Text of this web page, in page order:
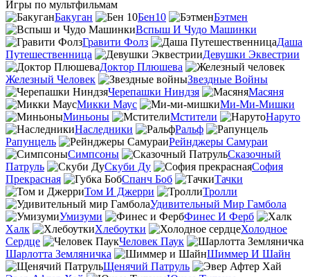
Игры по мультфильмам
Бакуган
Бен10
Бэтмен
Вспыш И Чудо Машинки
Гравити Фолз
Даша
Путешественница
Девушки Эквестрии
Доктор Плюшева
Железный Человек
Звездные Войны
Черепашки Ниндзя
Масяня
Микки Маус
Ми-Ми-Мишки
Миньоны
Мстители
Наруто
Наследники
Ральф
Рапунцель
Рейнджеры Самураи
Симпсоны
Сказочный
Патруль
Скуби Ду
София
Прекрасная
Спанч Боб
Тачки
Том И Джерри
Тролли
Удивительный Мир Гамбола
Умизуми
Финес И Ферб
Халк
Хлебоутки
Холодное
Сердце
Человек Паук
Шарлотта Земляничка
Шиммер И Шайн
Щенячий Патруль